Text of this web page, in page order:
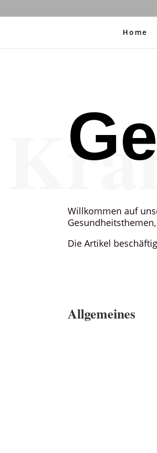
Home
Willkommen auf
Die Artikel
Allgemeines